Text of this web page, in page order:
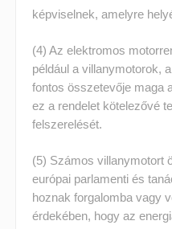
képviselnek, amelyre
(4) Az elektromos
például a villanymotorok,
fontos összetevője maga
ez a rendelet kötelezővé
felszerelését.
(5) Számos villanymotort
európai parlamenti és
hoznak forgalomba vagy
érdekében, hogy az